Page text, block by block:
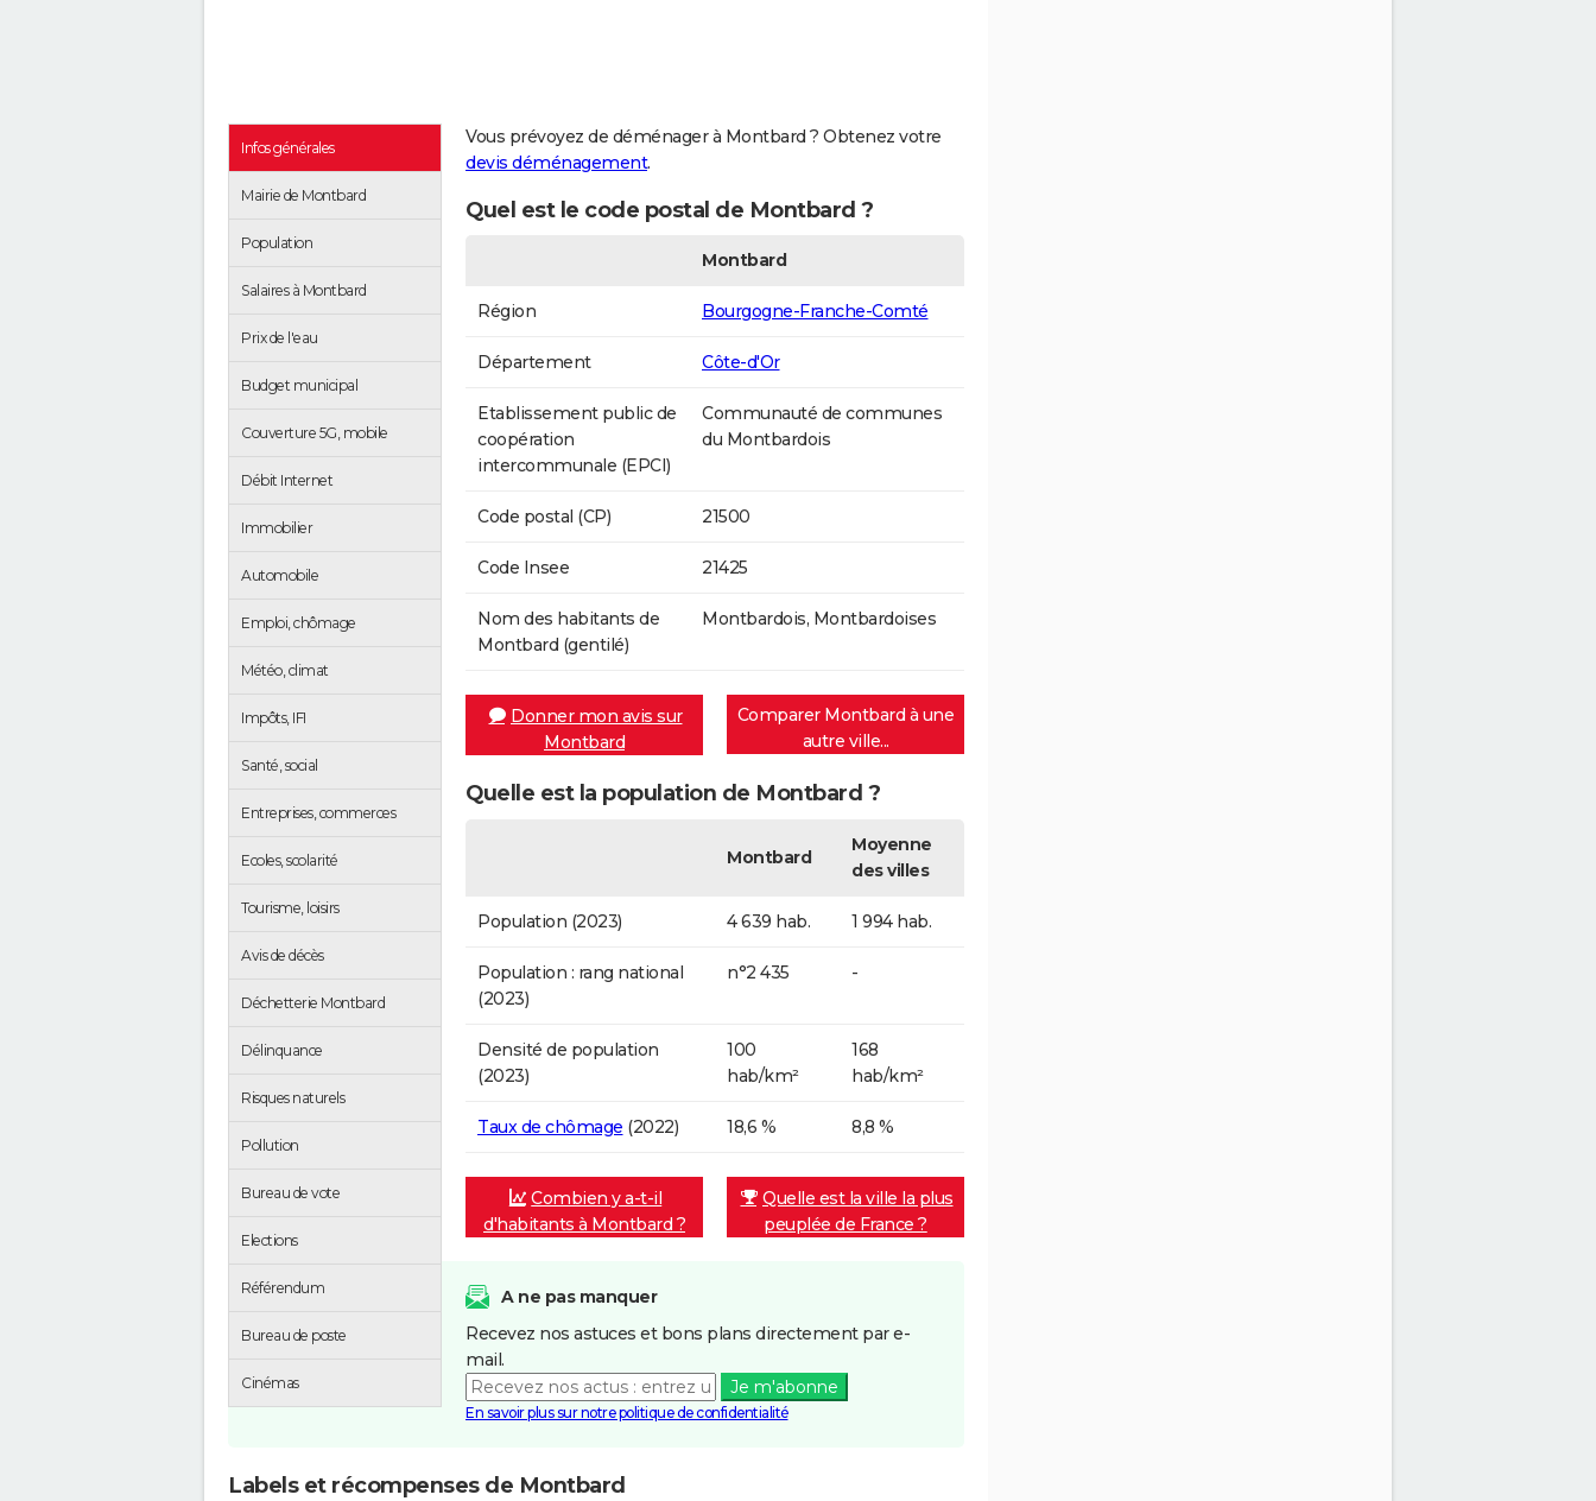
Infos générales
Mairie de Montbard
Population
Salaires à Montbard
Prix de l'eau
Budget municipal
Couverture 5G, mobile
Débit Internet
Immobilier
Automobile
Emploi, chômage
Météo, climat
Impôts, IFI
Santé, social
Entreprises, commerces
Ecoles, scolarité
Tourisme, loisirs
Avis de décès
Déchetterie Montbard
Délinquance
Risques naturels
Pollution
Bureau de vote
Elections
Référendum
Bureau de poste
Cinémas
Vous prévoyez de déménager à Montbard ? Obtenez votre
devis déménagement.
Quel est le code postal de Montbard ?
Montbard
Région Bourgogne-Franche-Comté
Département Côte-d'Or
Etablissement public de
coopération
intercommunale (EPCI)
Communauté de communes
du Montbardois
Code postal (CP) 21500
Code Insee 21425
Nom des habitants de
Montbard (gentilé)
Montbardois, Montbardoises
Donner mon avis sur
Montbard
Comparer Montbard à une
autre ville...
Quelle est la population de Montbard ?
Montbard
Moyenne
des villes
Population (2023) 4 639 hab. 1 994 hab.
Population : rang national
(2023)
n°2 435 -
Densité de population
(2023)
100
hab/km²
168
hab/km²
Taux de chômage (2022) 18,6 % 8,8 %
Combien y a-t-il
d'habitants à Montbard ?
Quelle est la ville la plus
peuplée de France ?
A ne pas manquer
Recevez nos astuces et bons plans directement par e-
mail.
Je m'abonne
En savoir plus sur notre politique de confidentialité
Labels et récompenses de Montbard